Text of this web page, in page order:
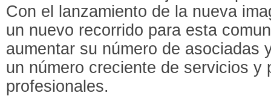
Con el lanzamiento de la nueva
un nuevo recorrido para esta
aumentar su número de asociadas
un número creciente de servicios y
profesionales.